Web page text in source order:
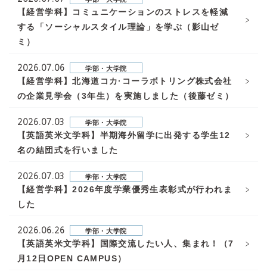
【経営学科】コミュニケーションのストレスを軽減
する「ソーシャルスタイル理論」を学ぶ（影山ゼ
ミ）
2026.07.06 学部・大学院
【経営学科】北海道コカ·コーラボトリング株式会社
の企業見学会（3年生）を実施しました（後藤ゼミ）
2026.07.03 学部・大学院
【英語英米文学科】半期海外留学に出発する学生12
名の結団式を行いました
2026.07.03 学部・大学院
【経営学科】2026年度学業優秀生表彰式が行われま
した
2026.06.26 学部・大学院
【英語英米文学科】国際交流したい人、集まれ！（7
月12日OPEN CAMPUS）